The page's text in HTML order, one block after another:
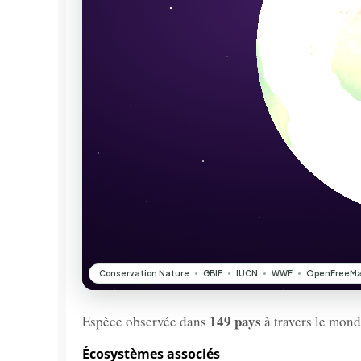
Espèce observée dans 149 pays à travers le
Écosystèmes associés